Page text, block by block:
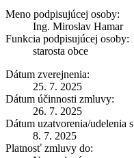
Meno podpisujúcej osoby:
Ing. Miroslav Hamar
Funkcia podpisujúcej osoby:
starosta obce
Dátum zverejnenia:
25. 7. 2025
Dátum účinnosti zmluvy:
26. 7. 2025
Dátum uzatvorenia/udelenia
8. 7. 2025
Platnosť zmluvy do: